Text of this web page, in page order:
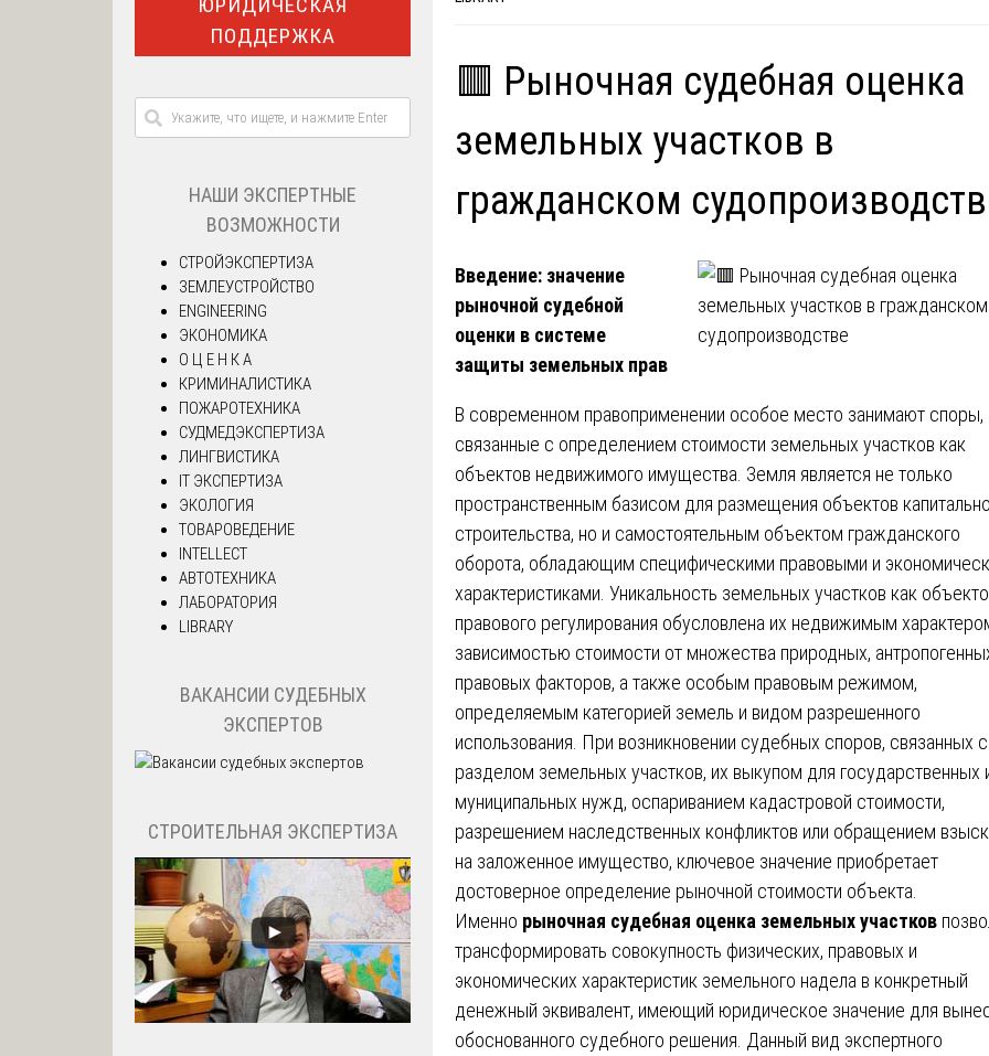
🟥 Рыночная судебная оценка
земельных участков в
гражданском
Введение: значение
рыночной судебной
оценки в системе
защиты земельных прав
В современном правоприменении особое место занимают споры,
связанные с определением стоимости земельных участков как
объектов недвижимого имущества. Земля является не только
пространственным базисом для размещения объектов
строительства, но и самостоятельным объектом гражданского
оборота, обладающим специфическими правовыми и
характеристиками. Уникальность земельных участков как
правового регулирования обусловлена их недвижимым
зависимостью стоимости от множества природных,
правовых факторов, а также особым правовым режимом,
определяемым категорией земель и видом разрешенного
использования. При возникновении судебных споров, связанных с
разделом земельных участков, их выкупом для государственных
муниципальных нужд, оспариванием кадастровой стоимости,
разрешением наследственных конфликтов или обращением
на заложенное имущество, ключевое значение приобретает
достоверное определение рыночной стоимости объекта.
Именно рыночная судебная оценка земельных участков
трансформировать совокупность физических, правовых и
экономических характеристик земельного надела в конкретный
денежный эквивалент, имеющий юридическое значение для
обоснованного судебного решения. Данный вид экспертного
ПОДДЕРЖКА
НАШИ ЭКСПЕРТНЫЕ
ВОЗМОЖНОСТИ
СТРОЙЭКСПЕРТИЗА
ЗЕМЛЕУСТРОЙСТВО
ENGINEERING
ЭКОНОМИКА
О Ц Е Н К А
КРИМИНАЛИСТИКА
ПОЖАРОТЕХНИКА
СУДМЕДЭКСПЕРТИЗА
ЛИНГВИСТИКА
IT ЭКСПЕРТИЗА
ЭКОЛОГИЯ
ТОВАРОВЕДЕНИЕ
INTELLECT
АВТОТЕХНИКА
ЛАБОРАТОРИЯ
LIBRARY
ВАКАНСИИ СУДЕБНЫХ
ЭКСПЕРТОВ
СТРОИТЕЛЬНАЯ ЭКСПЕРТИЗА